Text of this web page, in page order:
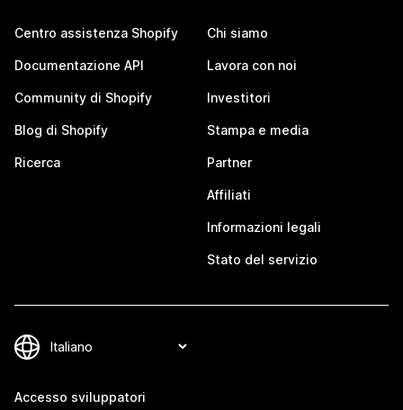
Centro assistenza Shopify
Documentazione API
Community di Shopify
Blog di Shopify
Ricerca
Chi siamo
Lavora con noi
Investitori
Stampa e media
Partner
Affiliati
Informazioni legali
Stato del servizio
Accesso sviluppatori